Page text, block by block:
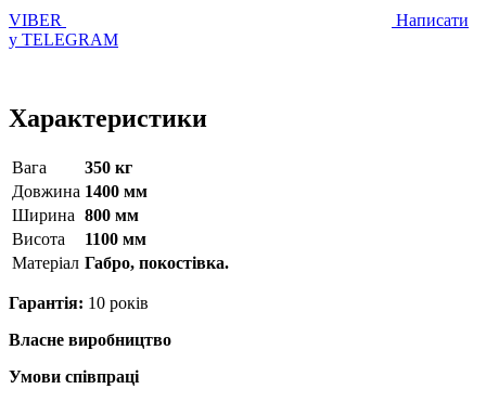
VIBER
Написати
у TELEGRAM
Характеристики
Вага
350 кг
Довжина 1400 мм
Ширина 800 мм
Висота
1100 мм
Матерiал Габро, покостівка.
Гарантія: 10 років
Власне виробництво
Умови співпраці